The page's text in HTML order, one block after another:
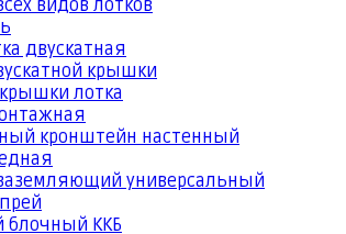
видов лотков
двускатная
крышки
лотка
кронштейн настенный
универсальный
блочный ККБ